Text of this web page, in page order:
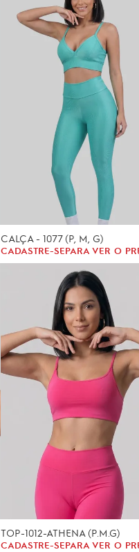
CALÇA - 1077 (P, M, G)
CADASTRE-SEPARA VER O
TOP-1012-ATHENA (P.M.G)
CADASTRE-SEPARA VER O